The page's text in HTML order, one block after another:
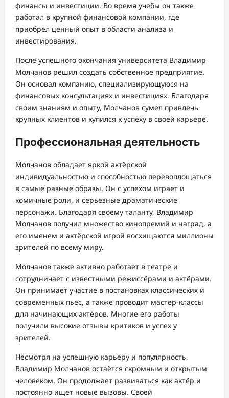
финансы и инвестиции. Во время учебы он также
работал в крупной финансовой компании, где
приобрел ценный опыт в области анализа и
инвестирования.
После успешного окончания университета Владимир
Молчанов решил создать собственное предприятие.
Он основал компанию, специализирующуюся на
финансовых консультациях и инвестициях. Благодаря
своим знаниям и опыту, Молчанов сумел привлечь
крупных клиентов и купился к успеху в своей карьере.
Профессиональная деятельность
Молчанов обладает яркой актёрской
индивидуальностью и способностью перевоплощаться
в самые разные образы. Он с успехом играет и
комичные роли, и серьёзные драматические
персонажи. Благодаря своему таланту, Владимир
Молчанов получил множество кинопремий и наград, а
его именем и актёрской игрой восхищаются миллионы
зрителей по всему миру.
Молчанов также активно работает в театре и
сотрудничает с известными режиссёрами и актёрами.
Он принимает участие в постановках классических и
современных пьес, а также проводит мастер-классы
для начинающих актёров. Многие его работы
получили высокие отзывы критиков и успех у
зрителей.
Несмотря на успешную карьеру и популярность,
Владимир Молчанов остаётся скромным и открытым
человеком. Он продолжает развиваться как актёр и
постоянно ищет новые вызовы. Своей